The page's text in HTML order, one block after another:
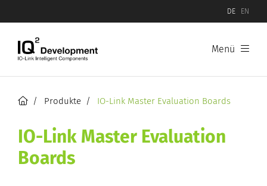
DE EN
Menü
Produkte IO-Link Master Evaluation Boards
IO-Link Master Evaluation
Boards